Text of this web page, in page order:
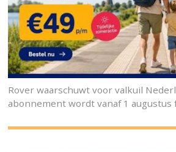
Rover waarschuwt voor valkuil
abonnement wordt vanaf 1